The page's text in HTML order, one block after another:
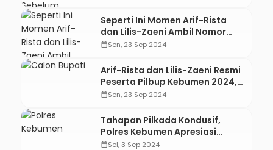
Seperti Ini Momen Arif-Rista
dan Lilis-Zaeni Ambil Nomor
Urut Pilbup Kebumen
calendar_monthSen, 23 Sep 2024
Arif-Rista dan Lilis-Zaeni Resmi
Peserta Pilbup Kebumen 2024,
Hari Ini Pengundian Nomor Urut
calendar_monthSen, 23 Sep 2024
Tahapan Pilkada Kondusif,
Polres Kebumen Apresiasi
Masyarakat
calendar_monthSel, 3 Sep 2024